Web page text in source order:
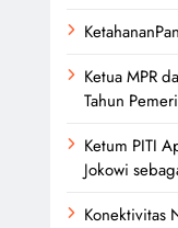
Ketua MPR
Tahun
Ketum PITI
Jokowi
Konektivitas